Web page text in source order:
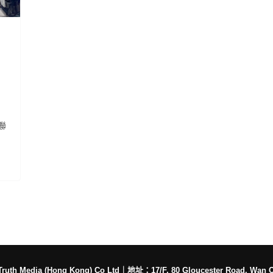
Media (Hong Kong) Co Ltd 地址：17/F, 80 Gloucester Road, Wan